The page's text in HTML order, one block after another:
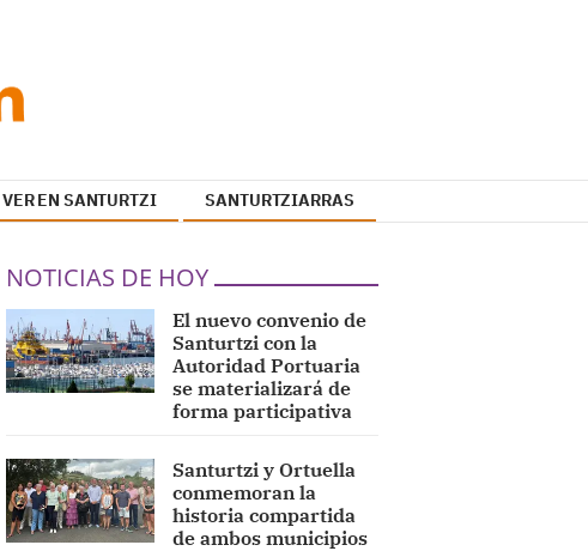
EN SANTURTZI SANTURTZIARRAS
NOTICIAS DE HOY
El nuevo convenio de
Santurtzi con la
Autoridad Portuaria
se materializará de
forma participativa
Santurtzi y Ortuella
conmemoran la
historia compartida
de ambos municipios